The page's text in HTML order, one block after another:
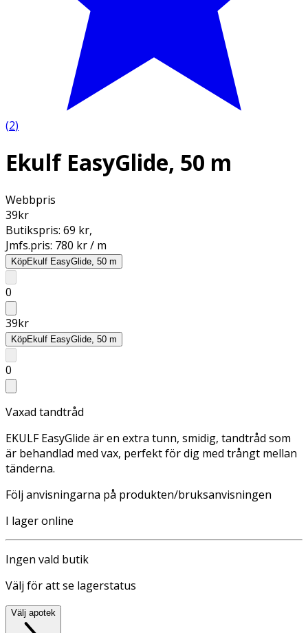
(2)
Ekulf EasyGlide, 50 m
Webbpris
39kr
Butikspris: 69 kr,
Jmfs.pris: 780 kr / m
KöpEkulf EasyGlide, 50 m
0
39kr
KöpEkulf EasyGlide, 50 m
0
Vaxad tandtråd
EKULF EasyGlide är en extra tunn, smidig, tandtråd som
är behandlad med vax, perfekt för dig med trångt mellan
tänderna.
Följ anvisningarna på produkten/bruksanvisningen
I lager online
Ingen vald butik
Välj för att se lagerstatus
Välj apotek